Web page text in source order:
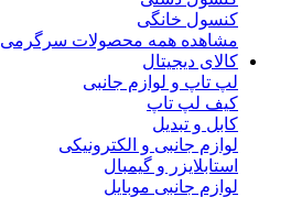
کنسول خانگی
مشاهده همه محصولات سرگرمی
کالای دیجیتال
لپ تاپ و لوازم جانبی
کیف لپ تاپ
کابل و تبدیل
لوازم جانبی و الکترونیکی
استابلایزر و گیمبال
لوازم جانبی موبایل